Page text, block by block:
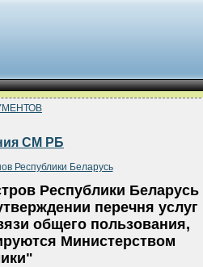
СМ РБ
Республики Беларусь
Республики Беларусь
перечня услуг
общего пользования,
Министерством